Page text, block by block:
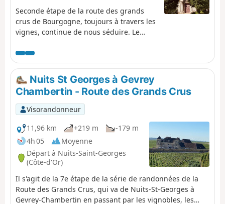
Seconde étape de la route des grands
crus de Bourgogne, toujours à travers les
vignes, continue de nous séduire. Le
quelques bonnes montées, mais rien de
trop sévère. Par contre, cela nous permet
de prendre de la hauteur et de découvrir
un beau panorama sur toute l'étendue du
vignoble. La traversée des villes et
villages, Aloxe-Corton et son magnifique
château, Savigny-lès-Beaune et Beaune.
Nuits St Georges à Gevrey
Chambertin - Route des Grands Crus
Visorandonneur
11,96 km
+219 m
-179 m
4h 05
Moyenne
Départ à Nuits-Saint-Georges
(Côte-d'Or)
Il s'agit de la 7e étape de la série de randonnées de la
Route des Grands Crus, qui va de Nuits-St-Georges à
Gevrey-Chambertin en passant par les vignobles, les